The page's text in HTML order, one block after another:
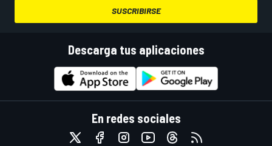
SUSCRIBIRSE
Descarga tus aplicaciones
En redes sociales